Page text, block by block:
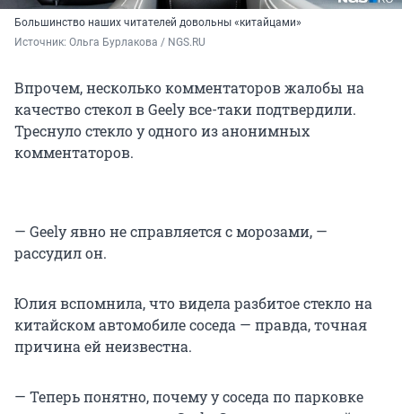
Большинство наших читателей довольны «китайцами»
Источник: Ольга Бурлакова / NGS.RU
Впрочем, несколько комментаторов жалобы на
качество стекол в Geely все-таки подтвердили.
Треснуло стекло у одного из анонимных
комментаторов.
— Geely явно не справляется с морозами, —
рассудил он.
Юлия вспомнила, что видела разбитое стекло на
китайском автомобиле соседа — правда, точная
причина ей неизвестна.
— Теперь понятно, почему у соседа по парковке